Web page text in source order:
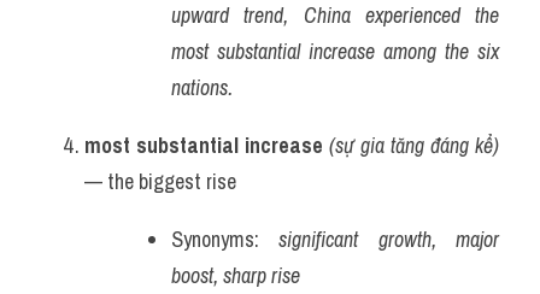
upward trend, China experienced the
most substantial increase among the six
nations.
most substantial increase (sự gia tăng đáng kể)
— the biggest rise
Synonyms: significant growth, major
boost, sharp rise